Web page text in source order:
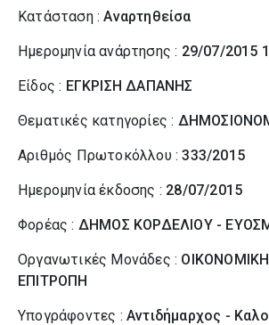
Κατάσταση :Αναρτηθείσα
Ημερομηνία ανάρτησης : 29/07/2015
Είδος : ΕΓΚΡΙΣΗ ΔΑΠΑΝΗΣ
Θεματικές κατηγορίες :
Αριθμός Πρωτοκόλλου :333/2015
Ημερομηνία έκδοσης : 28/07/2015
Φορέας : ΔΗΜΟΣ ΚΟΡΔΕΛΙΟΥ -
Οργανωτικές Μονάδες : ΟΙΚΟΝΟΜΙΚΗ
ΕΠΙΤΡΟΠΗ
Υπογράφοντες : Αντιδήμαρχος -